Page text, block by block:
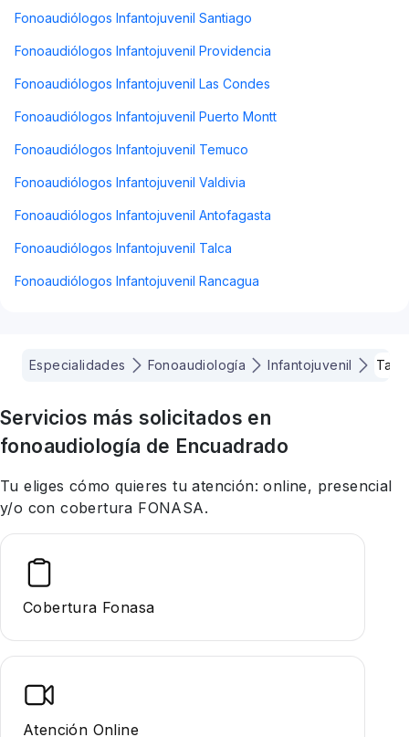
Fonoaudiólogos Infantojuvenil Santiago
Fonoaudiólogos Infantojuvenil Providencia
Fonoaudiólogos Infantojuvenil Las Condes
Fonoaudiólogos Infantojuvenil Puerto Montt
Fonoaudiólogos Infantojuvenil Temuco
Fonoaudiólogos Infantojuvenil Valdivia
Fonoaudiólogos Infantojuvenil Antofagasta
Fonoaudiólogos Infantojuvenil Talca
Fonoaudiólogos Infantojuvenil Rancagua
Especialidades Fonoaudiología Infantojuvenil
Servicios más solicitados en
fonoaudiología de Encuadrado
Tu eliges cómo quieres tu atención: online, presencial
y/o con cobertura FONASA.
Cobertura Fonasa
Atención Online